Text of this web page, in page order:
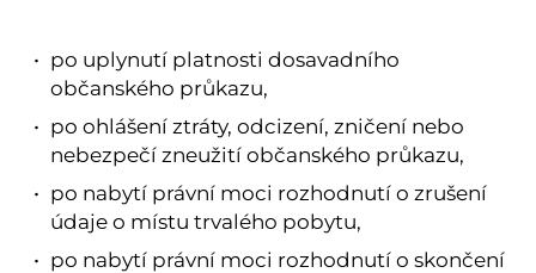
po uplynutí platnosti dosavadního
občanského průkazu,
po ohlášení ztráty, odcizení, zničení nebo
nebezpečí zneužití občanského průkazu,
po nabytí právní moci rozhodnutí o zrušení
údaje o místu trvalého pobytu,
po nabytí právní moci rozhodnutí o skončení